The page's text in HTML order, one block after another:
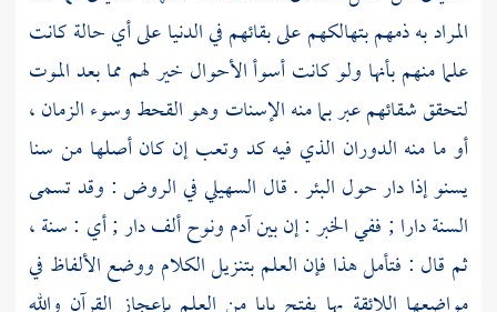
المراد به ذمهم بتهالكهم على بقائهم في الدنيا على أي حالة كانت
علما منهم بأنها ولو كانت أسوأ الأحوال خير لهم مما بعد الموت
لتحقق شقائهم عبر بما منه الإسنات وهو القحط وسوء الزمان ،
أو ما منه الدوران الذي فيه كد وتعب إن كان أصلها من سنا
يسنو إذا دار حول البئر . قال السهيليفي الروض : وقد تسمى
السنة دارا ; ففي الخبر : إن بينآدمونوحألف دار ; أي : سنة ،
ثم قال : فتأمل هذا فإن العلم بتنزيل الكلام ووضع الألفاظ في